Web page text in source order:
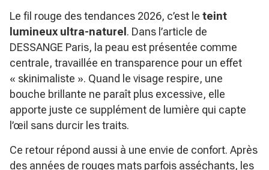
Le fil rouge des tendances 2026, c’est le teint
lumineux ultra-naturel. Dans l’article de
DESSANGE Paris, la peau est présentée comme
centrale, travaillée en transparence pour un effet
« skinimaliste ». Quand le visage respire, une
bouche brillante ne paraît plus excessive, elle
apporte juste ce supplément de lumière qui capte
l’œil sans durcir les traits.
Ce retour répond aussi à une envie de confort. Après
des années de rouges mats parfois asséchants, les